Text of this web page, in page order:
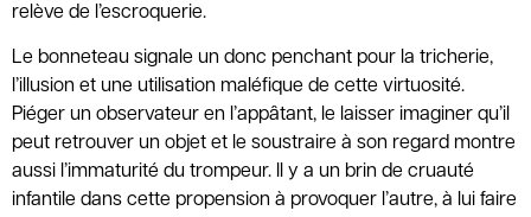
relève de l’escroquerie.
Le bonneteau signale un donc penchant pour la tricherie,
l’illusion et une utilisation maléfique de cette virtuosité.
Piéger un observateur en l’appâtant, le laisser imaginer qu’il
peut retrouver un objet et le soustraire à son regard montre
aussi l’immaturité du trompeur. Il y a un brin de cruauté
infantile dans cette propension à provoquer l’autre, à lui faire